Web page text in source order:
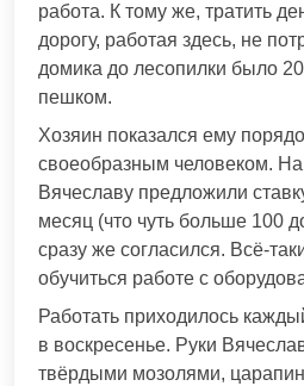
работа. К тому же, тратить
дорогу, работая здесь, не
домика до лесопилки было
пешком.
Хозяин показался ему
своеобразным человеком.
Вячеславу предложили
месяц (что чуть больше 100
сразу же согласился. Всё-
обучиться работе с
Работать приходилось
в воскресенье. Руки
твёрдыми мозолями,